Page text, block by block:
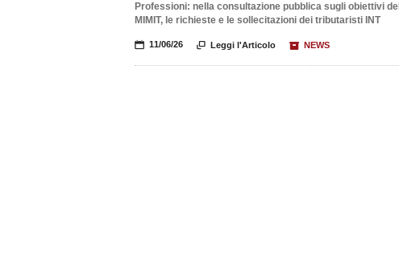
Professioni: nella consultazione pubblica sugli obiettivi del
MIMIT, le richieste e le sollecitazioni dei tributaristi INT
📅 11/06/26  Leggi l'Articolo 📦 NEWS